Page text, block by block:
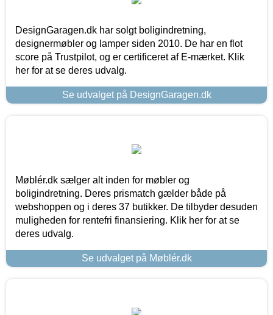
DesignGaragen.dk har solgt boligindretning,
designermøbler og lamper siden 2010. De har en flot
score på Trustpilot, og er certificeret af E-mærket. Klik
her for at se deres udvalg.
Se udvalget på DesignGaragen.dk
Møblér.dk sælger alt inden for møbler og
boligindretning. Deres prismatch gælder både på
webshoppen og i deres 37 butikker. De tilbyder desuden
muligheden for rentefri finansiering. Klik her for at se
deres udvalg.
Se udvalget på Møblér.dk